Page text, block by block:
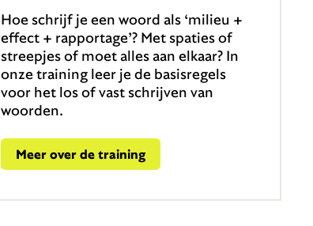
Hoe schrijf je een woord als ‘milieu +
effect + rapportage’? Met spaties of
streepjes of moet alles aan elkaar? In
onze training leer je de basisregels
voor het los of vast schrijven van
woorden.
Meer over de training